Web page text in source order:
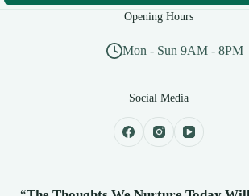
Opening Hours
Mon - Sun 9AM - 8PM
Social Media